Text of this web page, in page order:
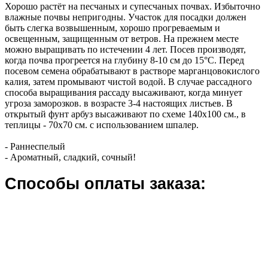
Хорошо растёт на песчаных и супесчаных почвах. Избыточно
влажные почвы непригодны. Участок для посадки должен
быть слегка возвышенным, хорошо прогреваемым и
освещенным, защищенным от ветров. На прежнем месте
можно выращивать по истечении 4 лет. Посев производят,
когда почва прогреется на глубину 8-10 см до 15°С. Перед
посевом семена обрабатывают в растворе марганцовокислого
калия, затем промывают чистой водой. В случае рассадного
способа выращивания рассаду высаживают, когда минует
угроза заморозков. в возрасте 3-4 настоящих листьев. В
открытый фунт арбуз высаживают по схеме 140x100 см., в
теплицы - 70x70 см. с использованием шпалер.
- Раннеспелый
- Ароматный, сладкий, сочный!
Способы оплаты заказа: